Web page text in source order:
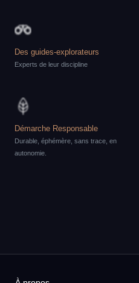
Des guides-explorateurs
Experts de leur discipline
Démarche Responsable
Durable, éphémère, sans trace, en
autonomie.